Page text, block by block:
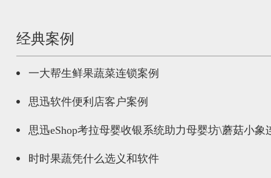
经典案例
一大帮生鲜果蔬菜连锁案例
思迅软件便利店客户案例
思迅eShop考拉母婴收银系统助力母婴坊\蘑菇小象
时时果蔬凭什么选义和软件